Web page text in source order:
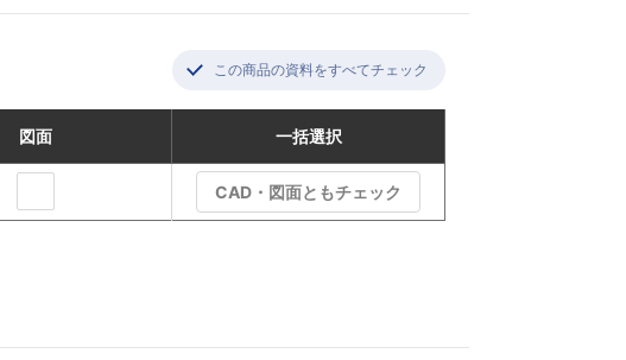
この商品の資料をすべてチェック
図面 一括選択
CAD・図面ともチェック